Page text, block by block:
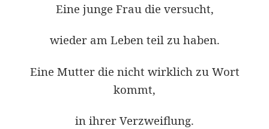
Eine junge Frau die versucht,
wieder am Leben teil zu haben.
Eine Mutter die nicht wirklich zu Wort
kommt,
in ihrer Verzweiflung.